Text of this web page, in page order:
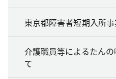
東京都障害者短期入所
介護職員等によるたん
て